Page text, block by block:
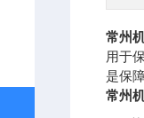
常州
用于
是保
常州